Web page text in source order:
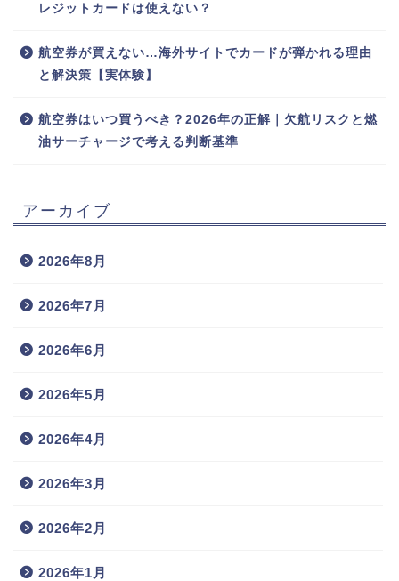
レジットカードは使えない？
航空券が買えない…海外サイトでカードが弾かれる理由
と解決策【実体験】
航空券はいつ買うべき？2026年の正解｜欠航リスクと燃
油サーチャージで考える判断基準
アーカイブ
2026年8月
2026年7月
2026年6月
2026年5月
2026年4月
2026年3月
2026年2月
2026年1月